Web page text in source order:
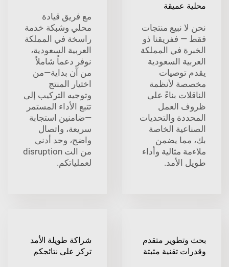
محلية عميقة
نحن لا نبيع منتجات
فقط — ففريقنا ذو
الخبرة في المملكة
العربية السعودية
يقدم توصيات
مخصصة لأنظمة
الناقلات بناءً على
ظروف العمل
المحددة والتحديات
الصناعية الخاصة
بك، مما يضمن
ملاءمة مثالية وأداء
طويل الأمد.
مع فريق قيادة
محلي وشبكة خدمة
راسخة في المملكة
العربية السعودية،
نوفر دعماً شاملاً
من آن بداية—من
اختيار المنتج
وتوجيه التركيب إلى
تتبع الأداء المستمر
—ضامنين استجابة
سريعة، واتصال
واضح، وحد أدنى
من الت disruption
لعملياتكم.
بحث وتطوير متقدم
وقدرات تقنية مثبتة
شراكة طويلة الأمد
تركز على نتائجكم